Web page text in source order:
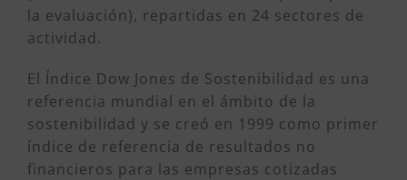
la evaluación), repartidas en 24 sectores de
actividad.
El Índice Dow Jones de Sostenibilidad es una
referencia mundial en el ámbito de la
sostenibilidad y se creó en 1999 como primer
índice de referencia de resultados no
financieros para las empresas cotizadas